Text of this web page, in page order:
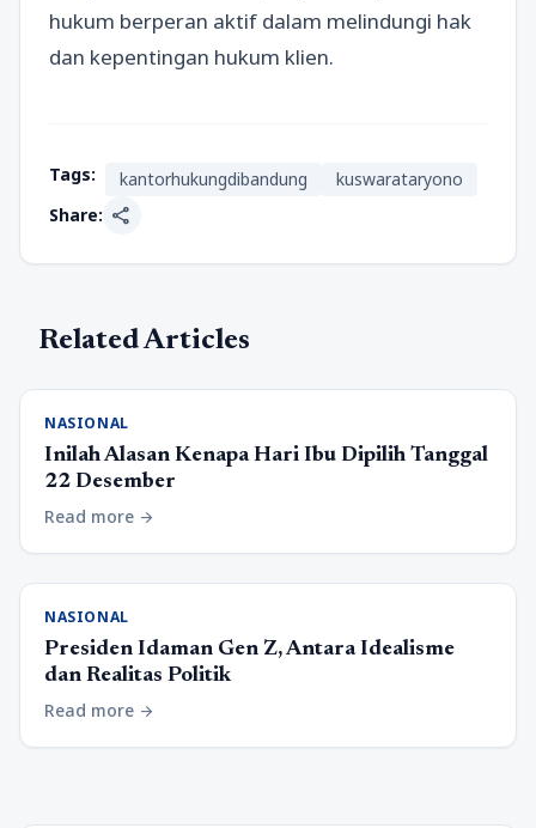
hukum berperan aktif dalam melindungi hak
dan kepentingan hukum klien.
Tags: kantorhukungdibandung
kuswarataryono
Share: share
Related Articles
NASIONAL
Inilah Alasan Kenapa Hari Ibu Dipilih Tanggal
22 Desember
Read more arrow_forward
NASIONAL
Presiden Idaman Gen Z, Antara Idealisme
dan Realitas Politik
Read more arrow_forward